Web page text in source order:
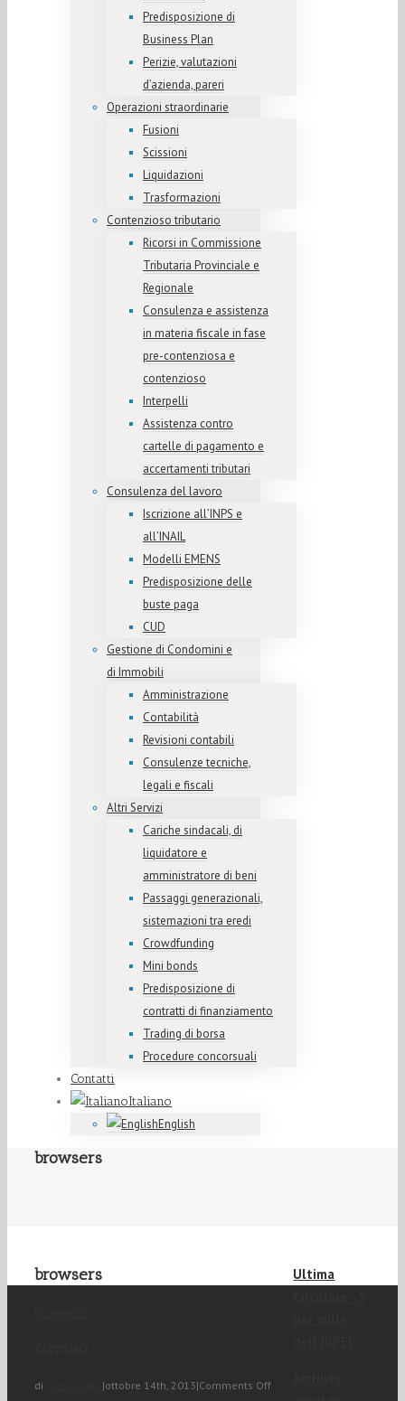
Predisposizione di
Business Plan
Perizie, valutazioni
d’azienda, pareri
Operazioni straordinarie
Fusioni
Scissioni
Liquidazioni
Trasformazioni
Contenzioso tributario
Ricorsi in Commissione
Tributaria Provinciale e
Regionale
Consulenza e assistenza
in materia fiscale in fase
pre-contenziosa e
contenzioso
Interpelli
Assistenza contro
cartelle di pagamento e
accertamenti tributari
Consulenza del lavoro
Iscrizione all’INPS e
all’INAIL
Modelli EMENS
Predisposizione delle
buste paga
CUD
Gestione di Condomini e
di Immobili
Amministrazione
Contabilità
Revisioni contabili
Consulenze tecniche,
legali e fiscali
Altri Servizi
Cariche sindacali, di
liquidatore e
amministratore di beni
Passaggi generazionali,
sistemazioni tra eredi
Crowdfunding
Mini bonds
Predisposizione di
contratti di finanziamento
Trading di borsa
Procedure concorsuali
Contatti
Italiano
English
browsers
browsers
di |ottobre 14th, 2013|Comments Off
Ultima